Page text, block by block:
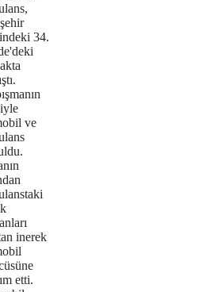
34.
ve
inerek
etti.